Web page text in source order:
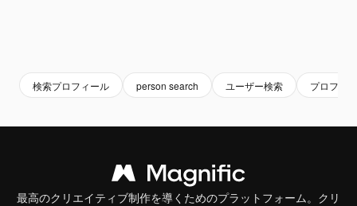
検索プロフィール person search ユーザー検索 プロフィ
最高のクリエイティブ制作を導くためのプラットフォーム。クリ